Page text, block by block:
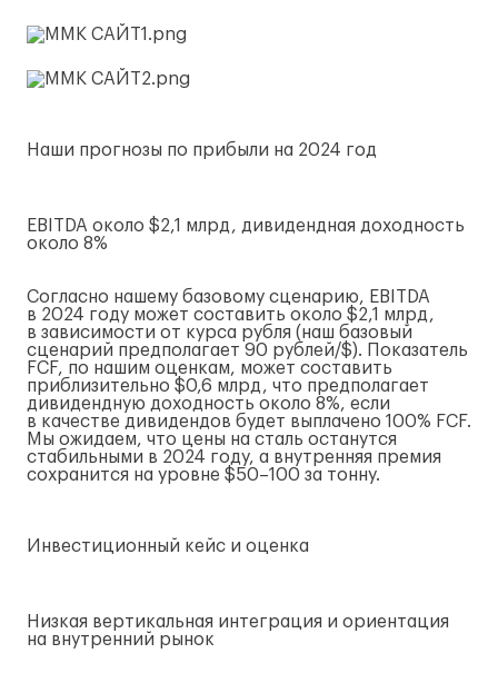
Наши прогнозы по прибыли на 2024 год
EBITDA около $2,1 млрд, дивидендная доходность
около 8%
Согласно нашему базовому сценарию, EBITDA
в 2024 году может составить около $2,1 млрд,
в зависимости от курса рубля (наш базовый
сценарий предполагает 90 рублей/$). Показатель
FCF, по нашим оценкам, может составить
приблизительно $0,6 млрд, что предполагает
дивидендную доходность около 8%, если
в качестве дивидендов будет выплачено 100% FCF.
Мы ожидаем, что цены на сталь останутся
стабильными в 2024 году, а внутренняя премия
сохранится на уровне $50–100 за тонну.
Инвестиционный кейс и оценка
Низкая вертикальная интеграция и ориентация
на внутренний рынок